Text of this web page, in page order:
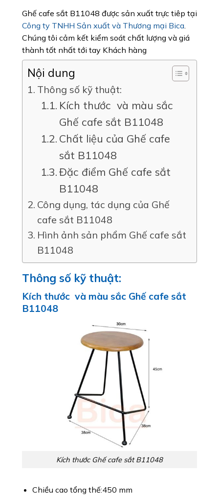
Ghế cafe sắt B11048 được sản xuất trực tiêp tại
Công ty TNHH Sản xuất và Thương mại Bica
Chúng tôi cảm kết kiểm soát chất lượng và giá
thành tốt nhất tới tay Khách hàng
Nội dung
Thông số kỹ thuật:
Kích thước và màu sắc
Ghế cafe sắt B11048
Chất liệu của Ghế cafe
sắt B11048
Đặc điểm Ghế cafe sắt
B11048
Công dụng, tác dụng của Ghế
cafe sắt B11048
Hình ảnh sản phẩm Ghế cafe sắt
B11048
Thông số kỹ thuật:
Kích thước và màu sắc Ghế cafe sắt
B11048
Kích thước Ghế cafe sắt B11048
Chiều cao tổng thế:450 mm